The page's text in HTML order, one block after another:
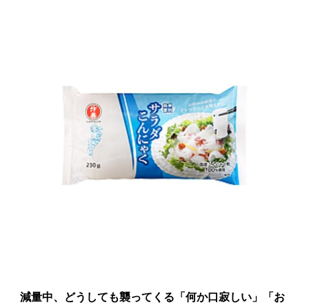
減量中、どうしても襲ってくる「何か口寂しい」「お